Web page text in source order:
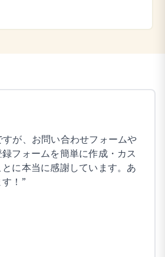
が、お問い合わせフォームや
フォームを簡単に作成・カス
に本当に感謝しています。あ
！ ”